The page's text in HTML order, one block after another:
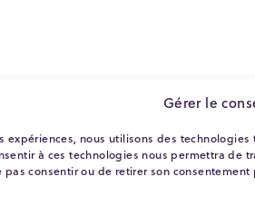
Gérer le
expériences, nous utilisons des
à ces technologies nous permettra de
pas consentir ou de retirer son